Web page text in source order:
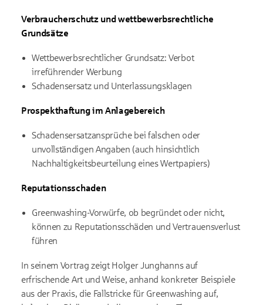
Verbraucherschutz und wettbewerbsrechtliche
Grundsätze
Wettbewerbsrechtlicher Grundsatz: Verbot
irreführender Werbung
Schadensersatz und Unterlassungsklagen
Prospekthaftung im Anlagebereich
Schadensersatzansprüche bei falschen oder
unvollständigen Angaben (auch hinsichtlich
Nachhaltigkeitsbeurteilung eines Wertpapiers)
Reputationsschaden
Greenwashing-Vorwürfe, ob begründet oder nicht,
können zu Reputationsschäden und Vertrauensverlust
führen
In seinem Vortrag zeigt Holger Junghanns auf
erfrischende Art und Weise, anhand konkreter Beispiele
aus der Praxis, die Fallstricke für Greenwashing auf,